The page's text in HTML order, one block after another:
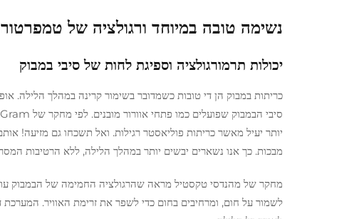
נשימה טובה במיוחד ורגולציה של
יכולות תרמורגולציה וספיגת לחות של סיבי במבוק
כריתות במבוק הן די טובות כשמדובר בשימור קרינה במהלך הלילה.
יותר יעיל מאשר כריתות פוליאסטר רגילות. ואל תשכחו גם מזיעה!
מבכות. כך אנו נשארים יבשים יותר במהלך הלילה, ללא הרטיבות
מחקר של מהנדסי טקסטיל מראה שהרגולציה החמימה של הבמבוק